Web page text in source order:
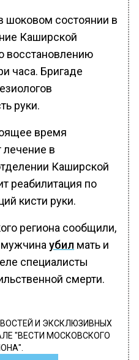
шоковом состоянии в
Каширской
восстановлению
часа. Бригаде
руки.
время
лечение в
Каширской
реабилитация по
кисти руки.
региона сообщили,
убил мать и
специалисты
смерти.
И ЭКСКЛЮЗИВНЫХ
"ВЕСТИ МОСКОВСКОГО